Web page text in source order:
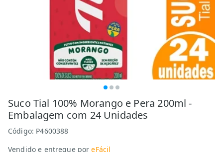
Suco Tial 100% Morango e Pera 200ml -
Embalagem com 24 Unidades
Código: P4600388
Vendido e entregue por eFácil